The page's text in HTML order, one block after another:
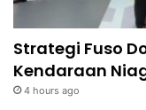
Strategi Fuso
Kendaraan
4 hours ago